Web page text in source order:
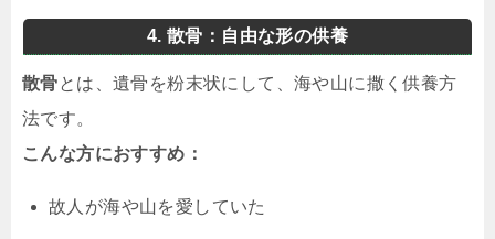
4. 散骨：自由な形の供養
散骨とは、遺骨を粉末状にして、海や山に撒く供養方
法です。
こんな方におすすめ：
故人が海や山を愛していた